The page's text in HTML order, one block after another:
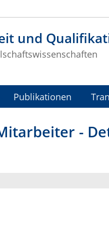
und
Publikationen
-